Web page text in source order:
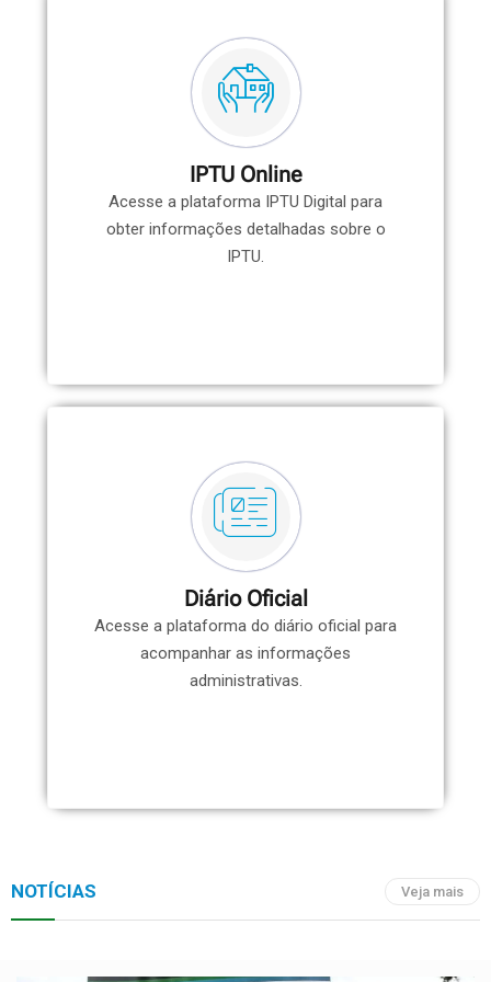
IPTU Online
Acesse a plataforma IPTU Digital para
obter informações detalhadas sobre o
IPTU.
Diário Oficial
Acesse a plataforma do diário oficial para
acompanhar as informações
administrativas.
NOTÍCIAS Veja mais